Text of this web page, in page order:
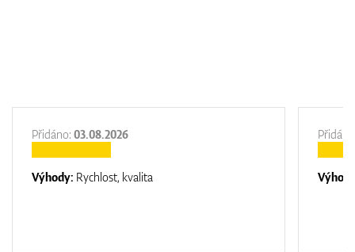
Přidáno: 03.08.2026
Výhody: Rychlost, kvalita